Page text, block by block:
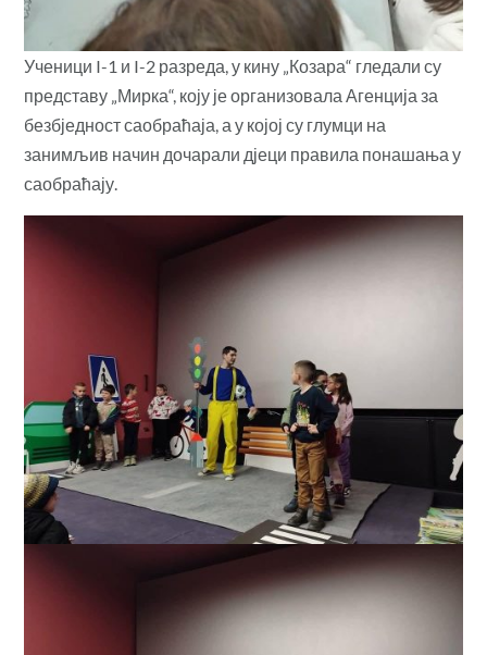
Ученици I-1 и I-2 разреда, у кину „Козара“ гледали су
представу „Мирка“, коју је организовала Агенција за
безбједност саобраћаја, а у којој су глумци на
занимљив начин дочарали дјеци правила понашања у
саобраћају.